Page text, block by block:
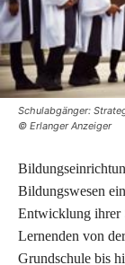
Schulabgänger:
© Erlanger Anzeiger
Bildungswesen
Entwicklung ihrer
Lernenden von
Grundschule bis